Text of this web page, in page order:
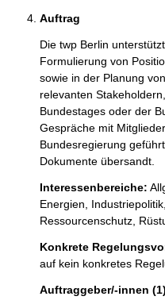
Auftrag
Die twp Berlin
Formulierung von
sowie in der Planung
relevanten
Bundestages oder der
Gespräche mit
Bundesregierung
Dokumente übersandt.
Interessenbereiche:
Energien, Industriepolitik,
Ressourcenschutz,
Konkrete
auf kein konkretes
Auftraggeber/-innen